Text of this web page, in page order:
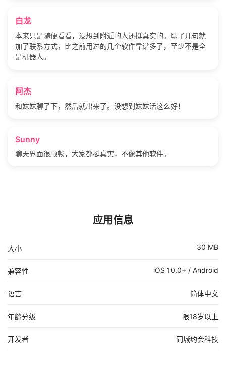
白龙
本来只是随便看看，没想到附近的人还挺真实的。聊了几句就
加了联系方式，比之前用过的几个软件靠谱多了，至少不是全
是机器人。
阿杰
和妹妹聊了下，然后就出来了。没想到妹妹活这么好！
Sunny
聊天界面很顺畅，大家都挺真实，不像其他软件。
应用信息
大小 30 MB
兼容性 iOS 10.0+ / Android
语言 简体中文
年龄分级 限18岁以上
开发者 同城约会科技